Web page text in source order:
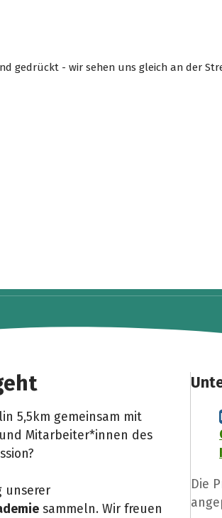
gedrückt - wir sehen uns gleich an der
5,5km gemeinsam mit
Mitarbeiter*innen des
unserer
sammeln. Wir freuen
Die